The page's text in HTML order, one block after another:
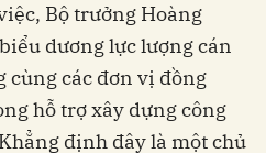
Bộ trưởng Hoàng
dương lực lượng cán
cùng các đơn vị đồng
hỗ trợ xây dựng công
định đây là một chủ